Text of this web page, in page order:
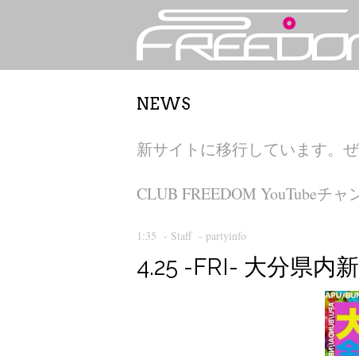
NEWS
新サイトに移行しています。
CLUB FREEDOM YouTubeチ
1:35 - Staff- partyinfo
4.25 -FRI- 大分県内